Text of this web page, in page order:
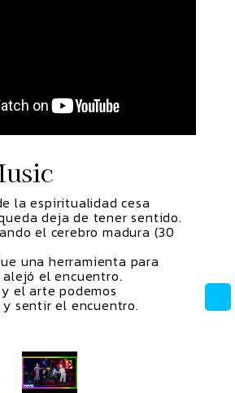
la espiritualidad cesa
deja de tener sentido.
el cerebro madura (30
una herramienta para
el encuentro.
el arte podemos
sentir el encuentro.